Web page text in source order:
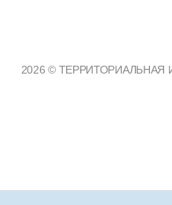
2026 © ТЕРРИТОРИАЛЬНАЯ